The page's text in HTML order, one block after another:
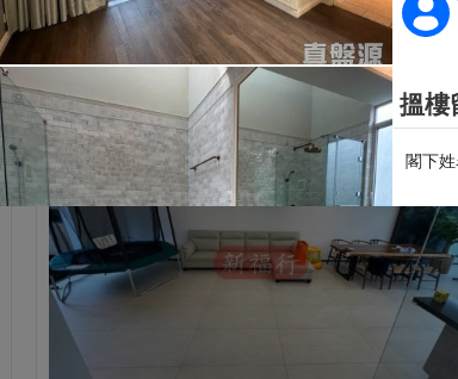
建築 1350呎 @$9,259
實用 1058呎@$11,815 售$12,500,000
置頂